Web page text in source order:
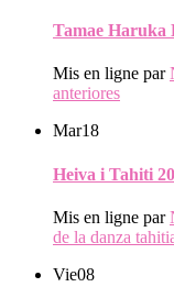
Tamae Haruka
Mis en ligne par
anteriores
Mar18
Heiva i Tahiti
Mis en ligne par
de la danza
Vie08